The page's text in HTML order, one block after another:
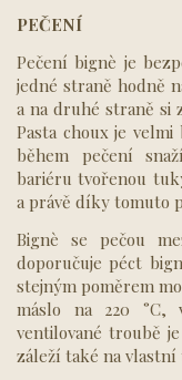
PEČENÍ
Pečení bignè je
jedné straně hodně
a na druhé straně si
Pasta choux je
během pečení
bariéru tvořenou
a právě díky tomuto
Bignè se pečou
doporučuje péct
stejným poměrem
máslo na 220 °C,
ventilované troubě
záleží také na vlastní